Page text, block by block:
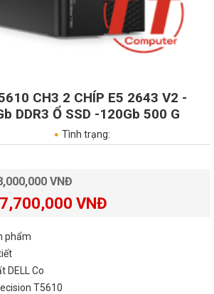
CH3 2 CHÍP E5 2643 V2 -
DDR3 Ổ SSD -120Gb 500 G
Tình trạng:
VNĐ
VNĐ
phẩm
DELL Co
T5610